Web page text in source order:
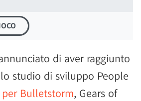
di aver raggiunto
studio di sviluppo People
Bulletstorm, Gears of